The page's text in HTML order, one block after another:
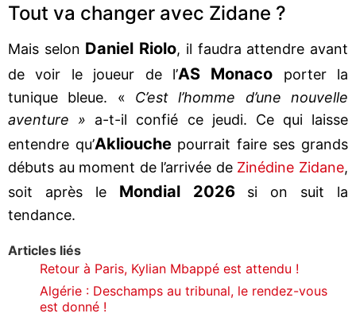
Tout va changer avec Zidane ?
Mais selon Daniel Riolo, il faudra attendre avant
de voir le joueur de l’AS Monaco
porter la
tunique bleue. « C’est l’homme d’une nouvelle
aventure » a-t-il confié ce jeudi. Ce qui laisse
entendre qu’Akliouchepourrait faire ses grands
débuts au moment de l’arrivée de Zinédine Zidane,
soit après le Mondial 2026
si on suit la
tendance.
Articles liés
Retour à Paris, Kylian Mbappé est attendu !
Algérie : Deschamps au tribunal, le rendez-vous
est donné !